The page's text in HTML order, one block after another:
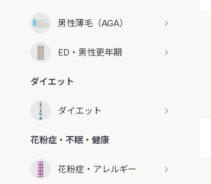
男性薄毛（AGA）
ED・男性更年期
ダイエット
ダイエット
花粉症・不眠・健康
花粉症・アレルギー